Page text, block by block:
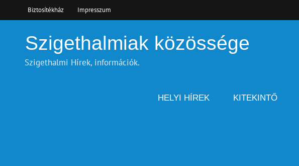
content
Biztosítékház Impresszum
Szigethalmiak közössége
Szigethalmi Hírek, információk.
HELYI HÍREK KITEKINTŐ